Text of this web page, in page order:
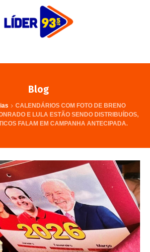
Blog
CALENDÁRIOS COM FOTO DE BRENO
E LULA ESTÃO SENDO DISTRIBUÍDOS,
FALAM EM CAMPANHA ANTECIPADA.